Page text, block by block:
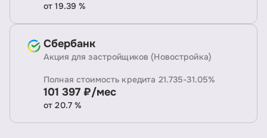
от 19.39 %
Сбербанк
Акция для застройщиков (Новостройка)
Полная стоимость кредита 21.735-31.05%
101 397 ₽/мес
от 20.7 %